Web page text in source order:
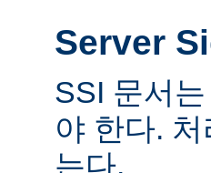
Server
SSI 문서
야 한다.
는다.